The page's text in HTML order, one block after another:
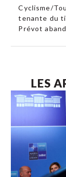
Cyclisme/
tenante du
Prévot
LES